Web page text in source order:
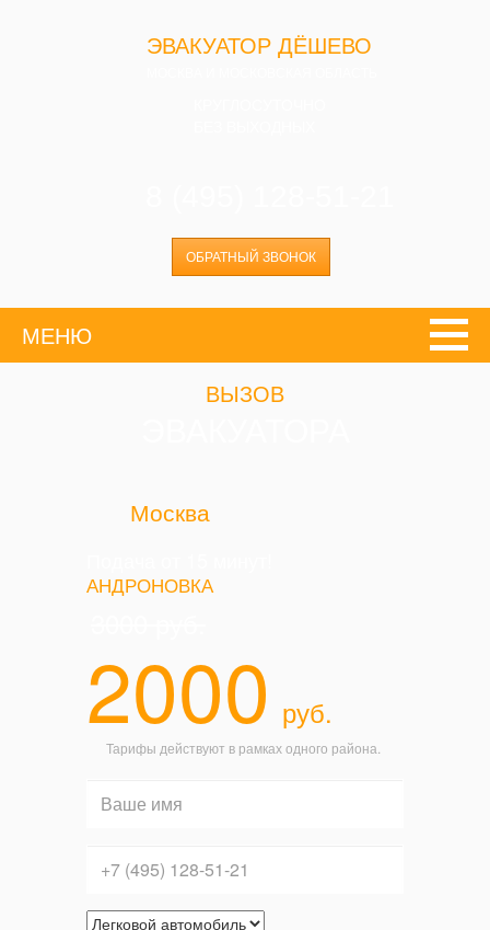
ЭВАКУАТОР ДЁШЕВО
ОБРАТНЫЙ ЗВОНОК
МЕНЮ
ВЫЗОВ
Москва
АНДРОНОВКА
2000 руб.
Тарифы действуют в рамках одного района.